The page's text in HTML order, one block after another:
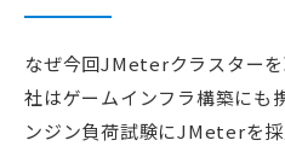
なぜ今回JMeterクラスター
社はゲームインフラ構築にも
ンジン負荷試験にJMeterを採